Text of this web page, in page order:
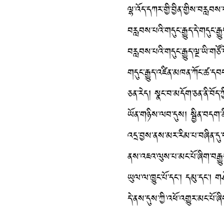
ཅན་རེད།
ཡོན་གཉིས་ལབ་དུས།
ཡུལ་ལ་ཁྱུང་པོ་དང་། དམུ་དང་།